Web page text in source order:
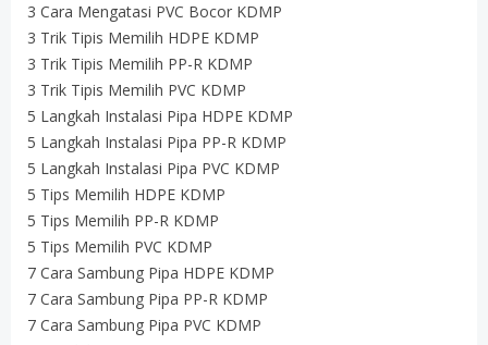
3 Cara Mengatasi PVC Bocor KDMP
3 Trik Tipis Memilih HDPE KDMP
3 Trik Tipis Memilih PP-R KDMP
3 Trik Tipis Memilih PVC KDMP
5 Langkah Instalasi Pipa HDPE KDMP
5 Langkah Instalasi Pipa PP-R KDMP
5 Langkah Instalasi Pipa PVC KDMP
5 Tips Memilih HDPE KDMP
5 Tips Memilih PP-R KDMP
5 Tips Memilih PVC KDMP
7 Cara Sambung Pipa HDPE KDMP
7 Cara Sambung Pipa PP-R KDMP
7 Cara Sambung Pipa PVC KDMP